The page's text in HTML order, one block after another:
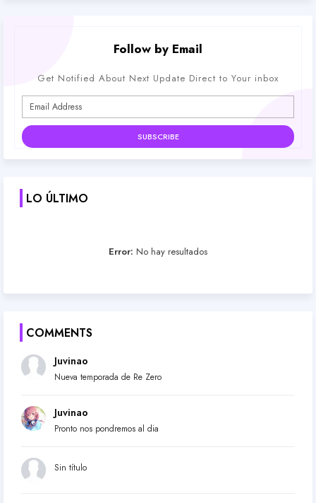
Follow by Email
Get Notified About Next Update Direct to Your inbox
LO ÚLTIMO
Error: No hay resultados
COMMENTS
Juvinao
Nueva temporada de Re Zero
Juvinao
Pronto nos pondremos al dia
Sin título